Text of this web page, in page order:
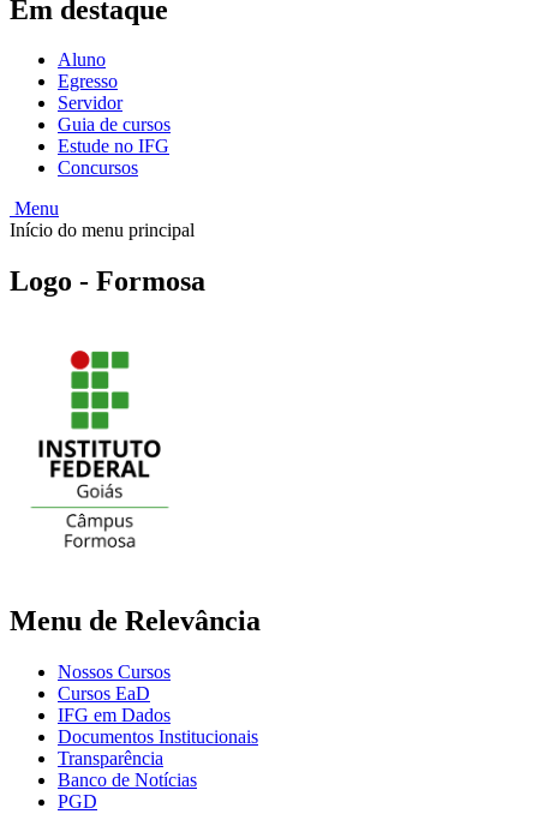
Em destaque
Aluno
Egresso
Servidor
Guia de cursos
Estude no IFG
Concursos
Menu
Início do menu principal
Logo - Formosa
Menu de Relevância
Nossos Cursos
Cursos EaD
IFG em Dados
Documentos Institucionais
Transparência
Banco de Notícias
PGD